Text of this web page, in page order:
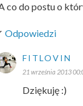
co do postu o
Odpowiedzi
FITLOVIN
21 września 2013
Dziękuję :)